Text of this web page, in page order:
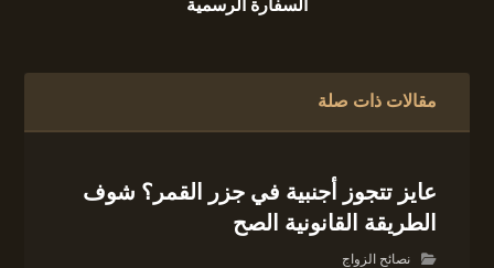
السفارة الرسمية
مقالات ذات صلة
عايز تتجوز أجنبية في جزر القمر؟ شوف
الطريقة القانونية الصح
نصائح الزواج